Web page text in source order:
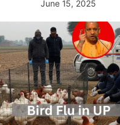
June 15, 2025